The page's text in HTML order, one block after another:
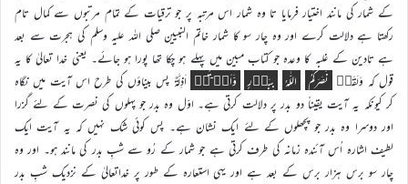
کے شمار کی مانند اختیار فرمایا تا وہ شمار اس مرتبہ پر جو ترقیات کے تمام مرتبوں سے کمال تام
رکھتا ہے دلالت کرے اور وہ چار سو کا شمار خاتم النبیین صلی اللہ علیہ وسلم کی ہجرت سے بعد
ہے تادین کے غلبہ کا وعدہ جو کتاب مبین میں پہلے ہو چکا تھا پورا ہو جائے۔ یعنی خدا تعالیٰ کا یہ
قول کہ وَلَقَدۡ نَصَرَکُمُ اللّٰہُ بِبَدۡرٍ وَّاَنۡتُمۡ اَذِلَّۃٌ پس بیناؤں کی طرح اس آیت میں نگاہ
کر کیونکہ یہ آیت یقیناً دو بدر پر دلالت کرتی ہے۔ اوّل وہ بدر جو پہلوں کی نصرت کے لئے گزرا
اور دوسرا وہ بدر جو پچھلوں کے لئے ایک نشان ہے۔ پس کوئی شک نہیں کہ یہ آیت ایک
لطیف اشارہ اُس آئندہ زمانہ کی طرف کرتی ہے جو شمار کے رُو سے شبِ بدر کی مانند ہو۔ اور وہ
چار سو برس ہزار برس کے بعد ہے اور یہی استعارہ کے طور پر خداتعالیٰ کے نزدیک شبِ بدر